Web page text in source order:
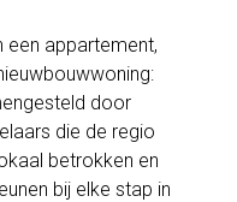
een appartement,
door
die de regio
betrokken en
bij elke stap in